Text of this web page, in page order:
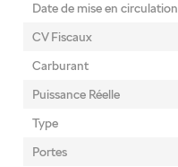
Date de mise en circulation
CV Fiscaux
Carburant
Puissance Réelle
Type
Portes